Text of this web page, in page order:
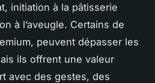
initiation à la pâtisserie
à l’aveugle. Certains de
peuvent dépasser les
ils offrent une valeur
avec des gestes, des